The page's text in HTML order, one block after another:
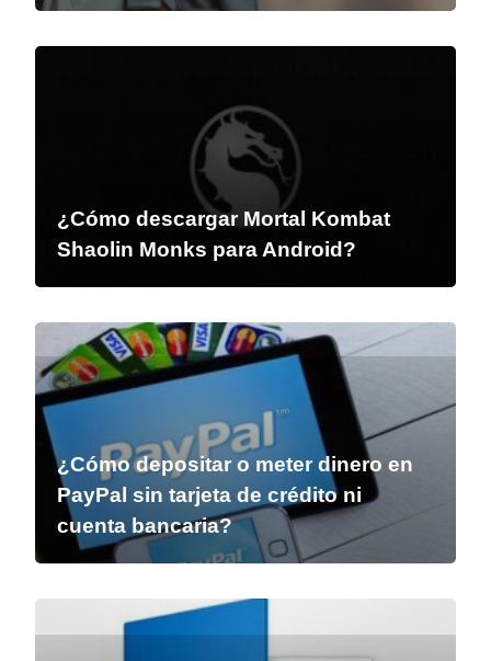
¿Cómo descargar Mortal Kombat
Shaolin Monks para Android?
¿Cómo depositar o meter dinero en
PayPal sin tarjeta de crédito ni
cuenta bancaria?